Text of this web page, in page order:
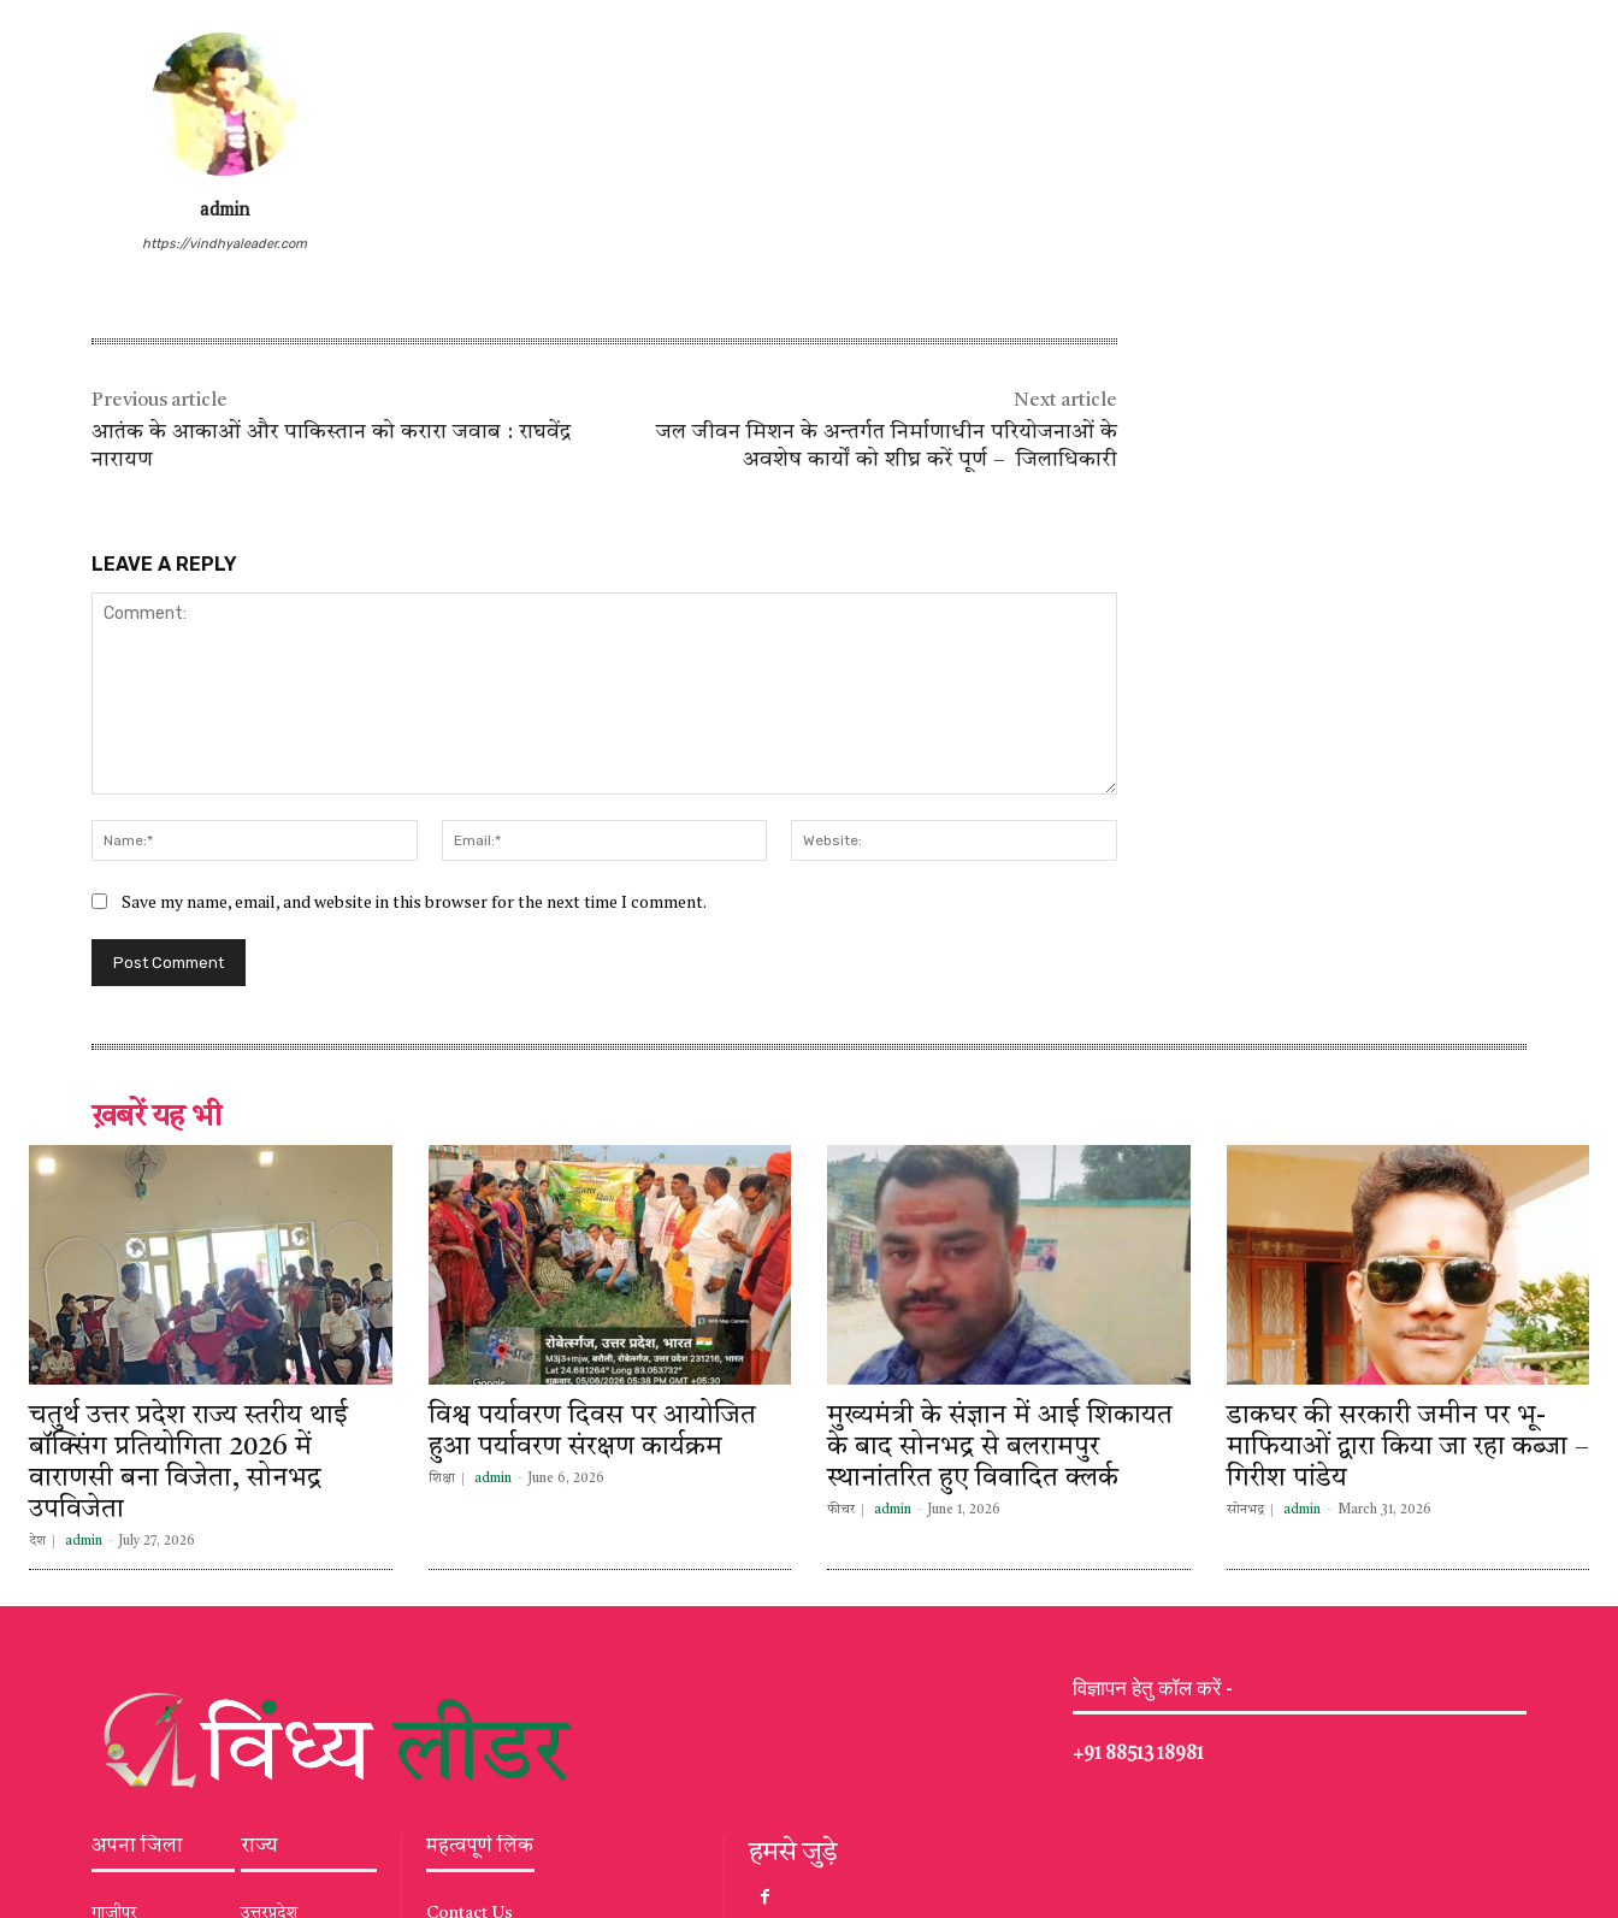
admin
https://vindhyaleader.com
Previous article
आतंक के आकाओं और पाकिस्तान को करारा जवाब : राघवेंद्र
नारायण
Next article
जल जीवन मिशन के अन्तर्गत निर्माणाधीन परियोजनाओं के
अवशेष कार्यों को शीघ्र करें पूर्ण – जिलाधिकारी
LEAVE A REPLY
Name:*
Email:*
Save my name, email, and website in this browser for the next time I comment.
ख़बरें यह भी
चतुर्थ उत्तर प्रदेश राज्य स्तरीय थाई
बॉक्सिंग प्रतियोगिता 2026 में
वाराणसी बना विजेता, सोनभद्र
उपविजेता
देश admin - July 27, 2026
विश्व पर्यावरण दिवस पर आयोजित
हुआ पर्यावरण संरक्षण कार्यक्रम
शिक्षा admin - June 6, 2026
मुख्यमंत्री के संज्ञान में आई शिकायत
के बाद सोनभद्र से बलरामपुर
स्थानांतरित हुए विवादित क्लर्क
फीचर admin - June 1, 2026
डाकघर की सरकारी जमीन पर भू-
माफियाओं द्वारा किया जा रहा कब्जा –
गिरीश पांडेय
सोनभद्र admin - March 31, 2026
अपना जिला
गाजीपुर
राज्य
उत्तरप्रदेश
महत्वपूर्ण लिंक
Contact Us
हमसे जुड़े
विज्ञापन हेतु कॉल करें -
+91 88513 18981